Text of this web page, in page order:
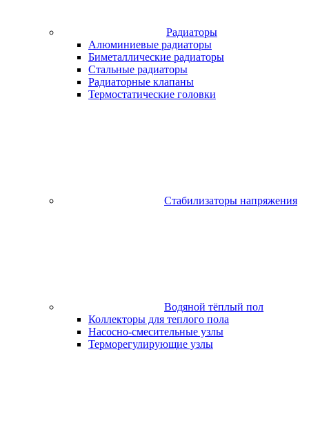
Радиаторы
Алюминиевые радиаторы
Биметаллические радиаторы
Стальные радиаторы
Радиаторные клапаны
Термостатические головки
Стабилизаторы напряжения
Водяной тёплый пол
Коллекторы для теплого пола
Насосно-смесительные узлы
Терморегулирующие узлы